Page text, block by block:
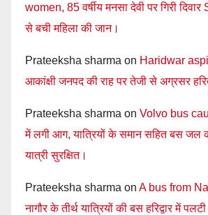
women, 85 वर्षीय मनसा देवी पर गिरी
से बची महिला की जान।
Prateeksha sharma on Haridwar
आकांक्षी जनपद की राह पर तेजी से अग्रसर
Prateeksha sharma on Volvo bus
में लगी आग, यात्रियों के समान सहित बस जल
यात्री सुरक्षित।
Prateeksha sharma on A bus from
नागौर के तीर्थ यात्रियों की बस हरिद्वार में